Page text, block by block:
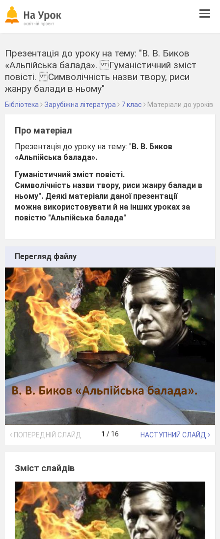
Презентація до уроку на тему: "В. В. Биков
«Альпійська балада». Гуманістичний зміст
повісті. Символічність назви твору, риси
жанру балади в ньому"
Бібліотека Зарубіжна література 7 клас Матеріали до уроків
Про матеріал
Презентація до уроку на тему: "В. В. Биков
«Альпійська балада».
Гуманістичний зміст повісті.
Символічність назви твору, риси жанру балади в
ньому". Деякі матеріали даної презентації
можна використовувати й на інших уроках за
повістю "Альпійська балада"
Перегляд файлу
ПОПЕРЕДНІЙ СЛАЙД 1 / 16 НАСТУПНИЙ СЛАЙД
Зміст слайдів